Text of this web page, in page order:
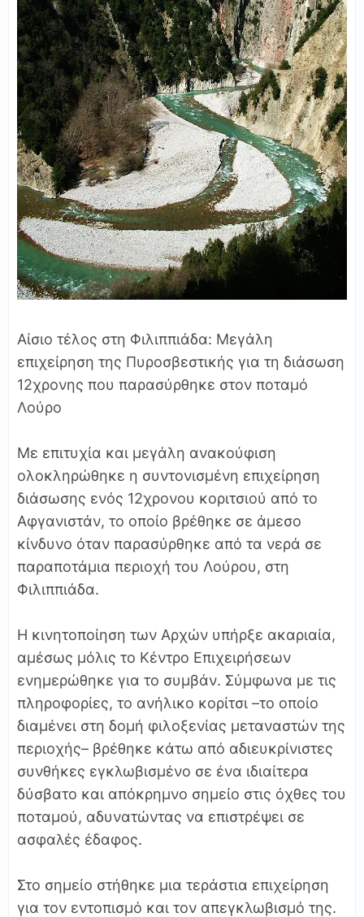
Αίσιο τέλος στη Φιλιππιάδα: Μεγάλη
επιχείρηση της Πυροσβεστικής για τη διάσωση
12χρονης που παρασύρθηκε στον ποταμό
Λούρο
Με επιτυχία και μεγάλη ανακούφιση
ολοκληρώθηκε η συντονισμένη επιχείρηση
διάσωσης ενός 12χρονου κοριτσιού από το
Αφγανιστάν, το οποίο βρέθηκε σε άμεσο
κίνδυνο όταν παρασύρθηκε από τα νερά σε
παραποτάμια περιοχή του Λούρου, στη
Φιλιππιάδα.
Η κινητοποίηση των Αρχών υπήρξε ακαριαία,
αμέσως μόλις το Κέντρο Επιχειρήσεων
ενημερώθηκε για το συμβάν. Σύμφωνα με τις
πληροφορίες, το ανήλικο κορίτσι –το οποίο
διαμένει στη δομή φιλοξενίας μεταναστών της
περιοχής– βρέθηκε κάτω από αδιευκρίνιστες
συνθήκες εγκλωβισμένο σε ένα ιδιαίτερα
δύσβατο και απόκρημνο σημείο στις όχθες του
ποταμού, αδυνατώντας να επιστρέψει σε
ασφαλές έδαφος.
Στο σημείο στήθηκε μια τεράστια επιχείρηση
για τον εντοπισμό και τον απεγκλωβισμό της.